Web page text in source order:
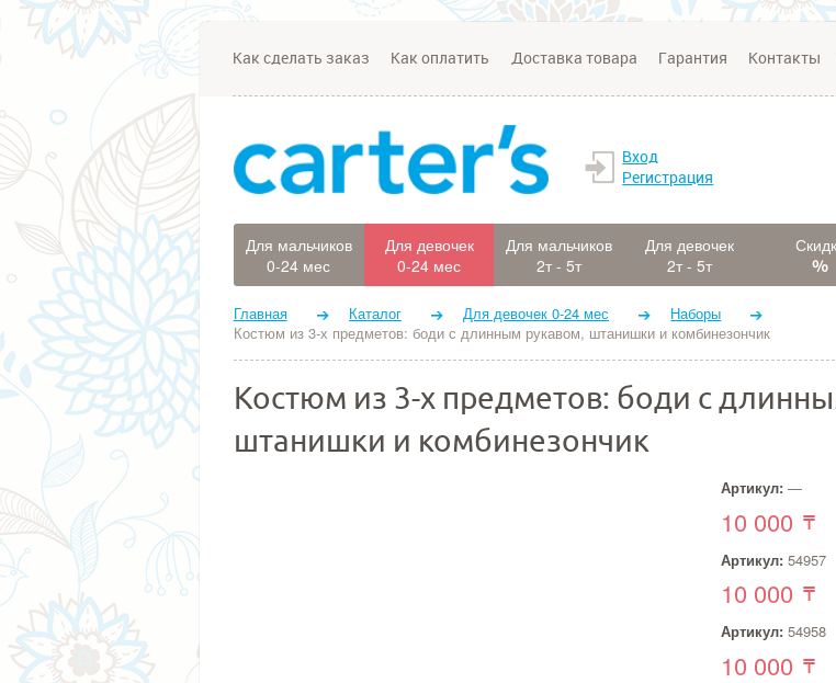
Как сделать заказ Как оплатить Доставка товара Гарантия Контакты
Вход
Регистрация
Для мальчиков
0-24 мес
Для девочек
0-24 мес
Для мальчиков
2т - 5т
Для девочек
2т - 5т
Главная Каталог Для девочек 0-24 мес
Наборы
Костюм из 3-х предметов: боди с длинным рукавом, штанишки и комбинезончик
Костюм из 3-х предметов: боди с
штанишки и комбинезончик
Артикул: —
10 000
Артикул: 54957
10 000
Артикул: 54958
10 000